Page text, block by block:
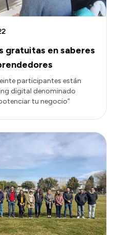
gratuitas en saberes
participantes están
digital denominado
tu negocio”